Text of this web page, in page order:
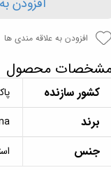
افزودن به علاقه مندی ها
محصول
کشور سازنده
برند
جنس